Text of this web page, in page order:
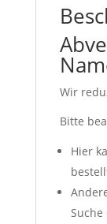
Wir
Bitte
Hier